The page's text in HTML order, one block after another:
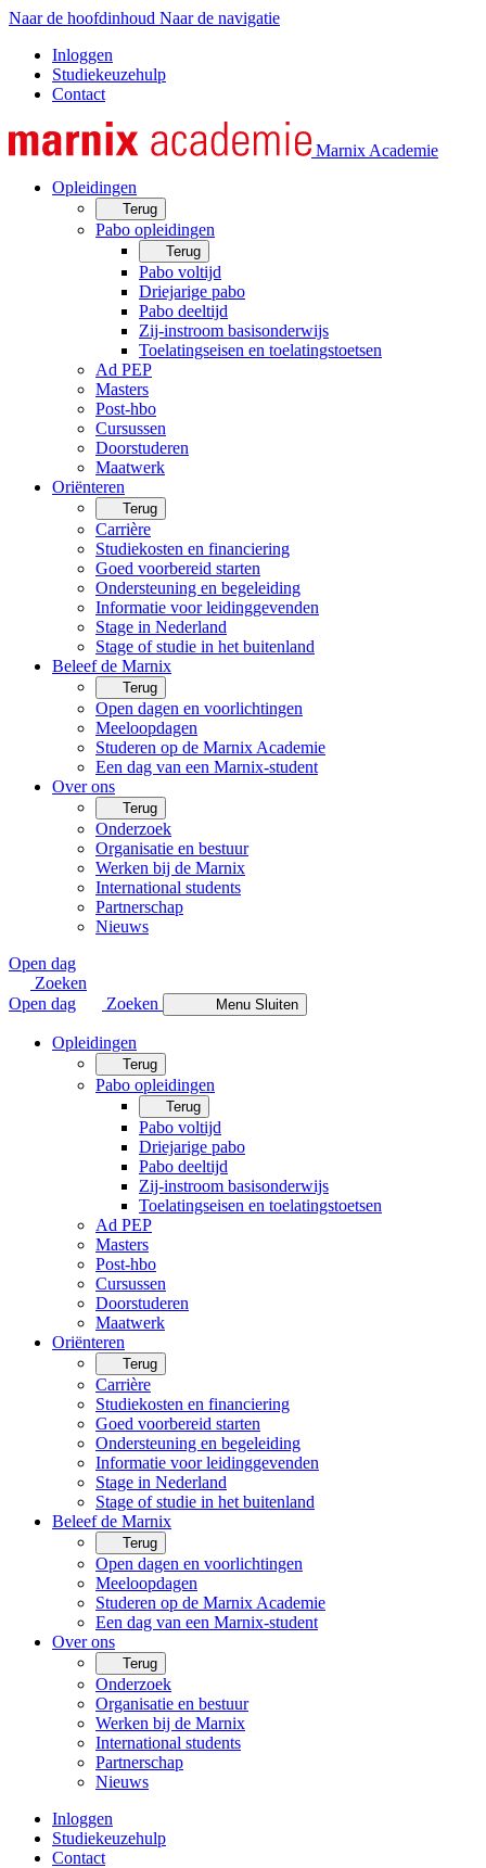
Naar de hoofdinhoud Naar de navigatie
Inloggen
Studiekeuzehulp
Contact
Marnix Academie
Opleidingen
Terug
Pabo opleidingen
Terug
Pabo voltijd
Driejarige pabo
Pabo deeltijd
Zij-instroom basisonderwijs
Toelatingseisen en toelatingstoetsen
Ad PEP
Masters
Post-hbo
Cursussen
Doorstuderen
Maatwerk
Oriënteren
Terug
Carrière
Studiekosten en financiering
Goed voorbereid starten
Ondersteuning en begeleiding
Informatie voor leidinggevenden
Stage in Nederland
Stage of studie in het buitenland
Beleef de Marnix
Terug
Open dagen en voorlichtingen
Meeloopdagen
Studeren op de Marnix Academie
Een dag van een Marnix-student
Over ons
Terug
Onderzoek
Organisatie en bestuur
Werken bij de Marnix
International students
Partnerschap
Nieuws
Open dag
Zoeken
Open dag
Zoeken Menu Sluiten
Opleidingen
Terug
Pabo opleidingen
Terug
Pabo voltijd
Driejarige pabo
Pabo deeltijd
Zij-instroom basisonderwijs
Toelatingseisen en toelatingstoetsen
Ad PEP
Masters
Post-hbo
Cursussen
Doorstuderen
Maatwerk
Oriënteren
Terug
Carrière
Studiekosten en financiering
Goed voorbereid starten
Ondersteuning en begeleiding
Informatie voor leidinggevenden
Stage in Nederland
Stage of studie in het buitenland
Beleef de Marnix
Terug
Open dagen en voorlichtingen
Meeloopdagen
Studeren op de Marnix Academie
Een dag van een Marnix-student
Over ons
Terug
Onderzoek
Organisatie en bestuur
Werken bij de Marnix
International students
Partnerschap
Nieuws
Inloggen
Studiekeuzehulp
Contact